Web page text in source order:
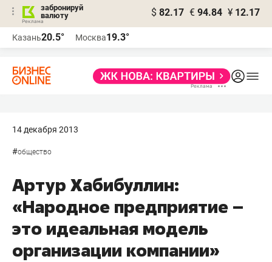
забронируй
валюту
$ 82.17 € 94.84 ¥ 12.17
Казань20.5° Москва19.3°
14 декабря 2013
#общество
Артур Хабибуллин:
«Народное предприятие –
это идеальная модель
организации компании»